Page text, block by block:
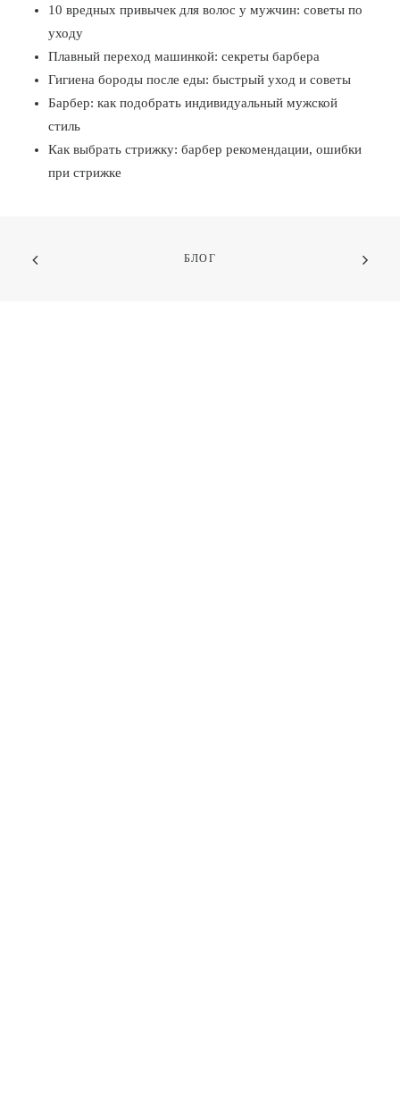
10 вредных привычек для волос у мужчин: советы по
уходу
Плавный переход машинкой: секреты барбера
Гигиена бороды после еды: быстрый уход и советы
Барбер: как подобрать индивидуальный мужской
стиль
Как выбрать стрижку: барбер рекомендации, ошибки
при стрижке
БЛОГ